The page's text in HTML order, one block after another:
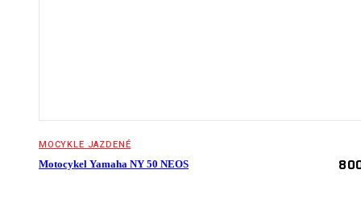
MOCYKLE JAZDENÉ
Motocykel Yamaha NY 50 NEOS